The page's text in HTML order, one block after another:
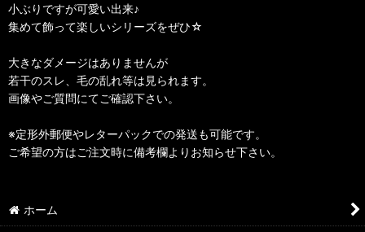
小ぶりですが可愛い出来♪
集めて飾って楽しいシリーズをぜひ☆
大きなダメージはありませんが
若干のスレ、毛の乱れ等は見られます。
画像やご質問にてご確認下さい。
※定形外郵便やレターパックでの発送も可能です。
ご希望の方はご注文時に備考欄よりお知らせ下さい。
ホーム